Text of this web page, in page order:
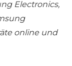
Electronics,
online und